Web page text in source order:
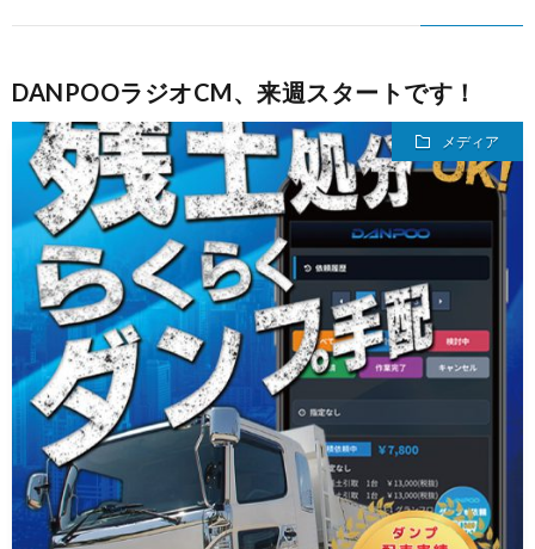
DANPOOラジオCM、来週スタートです！
メディア